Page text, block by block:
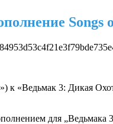
Songs
к «Ведьмак 3: Дикая
для „Ведьмака